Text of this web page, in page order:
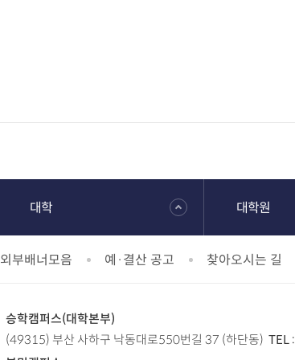
외부배너모음 예·결산 공고 찾아오시는 길
대학 대학원
승학캠퍼스(대학본부)
(49315) 부산 사하구 낙동대로550번길 37 (하단동) TEL :